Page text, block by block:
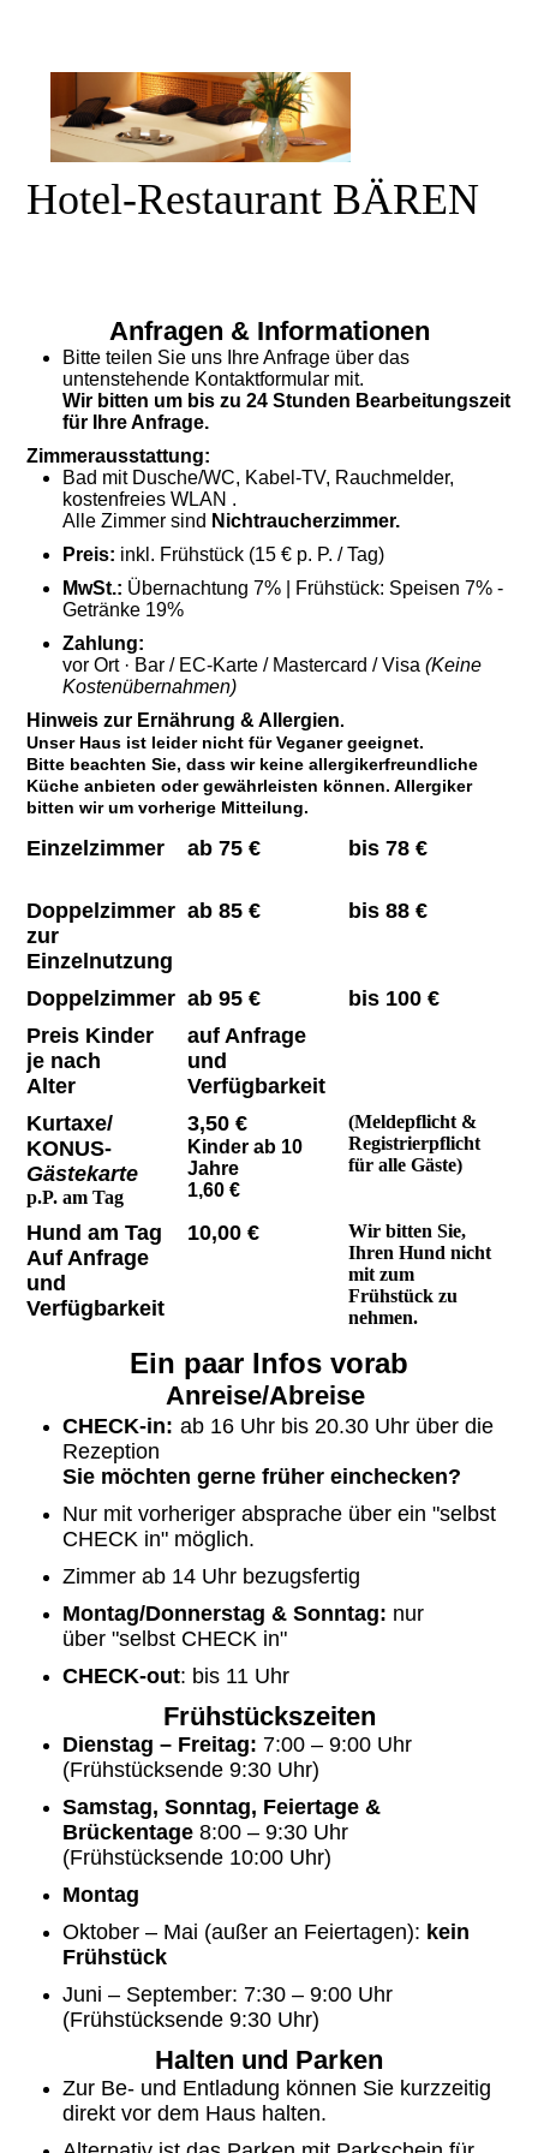
Hotel-Restaurant BÄREN
Anfragen & Informationen
Bitte teilen Sie uns Ihre Anfrage über das
untenstehende Kontaktformular mit.
Wir bitten um bis zu 24 Stunden Bearbeitungszeit
für IhreAnfrage.
Zimmerausstattung:
Bad mit Dusche/WC, Kabel-TV, Rauchmelder,
kostenfreies WLAN .
Alle Zimmer sind Nichtraucherzimmer.
Preis: inkl. Frühstück (15 € p. P. / Tag)
MwSt.: Übernachtung 7% | Frühstück: Speisen 7% -
Getränke 19%
Zahlung:
vor Ort · Bar / EC-Karte / Mastercard / Visa (Keine
Kostenübernahmen)
Hinweis zur Ernährung & Allergien.
Unser Haus ist leider nicht für Veganer geeignet.
Bitte beachten Sie, dass wir keine allergikerfreundliche
Küche anbieten oder gewährleisten können. Allergiker
bitten wir um vorherige Mitteilung.
Einzelzimmer ab 75 € bis 78 €
Doppelzimmer
zur
Einzelnutzung
ab 85 € bis 88 €
Doppelzimmer ab 95 €
bis 100 €
Preis Kinder
je nach
Alter
auf Anfrage
und
Verfügbarkeit
Kurtaxe/
KONUS-
Gästekarte
p.P. am Tag
3,50 €
Kinder ab 10
Jahre
1,60 €
(Meldepflicht &
Registrierpflicht
für alle Gäste)
Hund am Tag
Auf Anfrage
und
Verfügbarkeit
10,00 €
Wir bitten Sie,
Ihren Hund nicht
mit zum
Frühstück zu
nehmen.
Ein paar Infos vorab
Anreise/Abreise
CHECK-in: ab 16 Uhr bis 20.30 Uhr über die
Rezeption
Sie möchten gerne früher einchecken?
Nur mit vorheriger absprache über ein "selbst
CHECK in" möglich.
Zimmer ab 14 Uhr bezugsfertig
Montag/Donnerstag & Sonntag: nur
über"selbst CHECK in"
CHECK-out: bis 11 Uhr
Frühstückszeiten
Dienstag – Freitag: 7:00 – 9:00 Uhr
(Frühstücksende 9:30 Uhr)
Samstag, Sonntag, Feiertage &
Brückentage 8:00 – 9:30 Uhr
(Frühstücksende 10:00 Uhr)
Montag
Oktober – Mai (außer an Feiertagen): kein
Frühstück
Juni – September: 7:30 – 9:00 Uhr
(Frühstücksende 9:30 Uhr)
Halten und Parken
Zur Be- und Entladung können Sie kurzzeitig
direkt vor dem Haus halten.